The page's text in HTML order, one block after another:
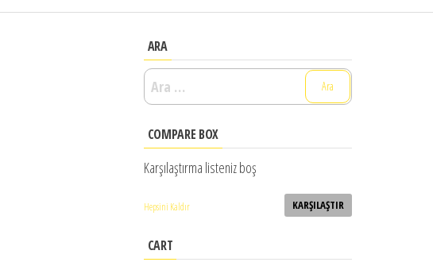
ARA
Arama:
COMPARE BOX
Karşılaştırma listeniz boş
Hepsini Kaldır KARŞILAŞTIR
CART